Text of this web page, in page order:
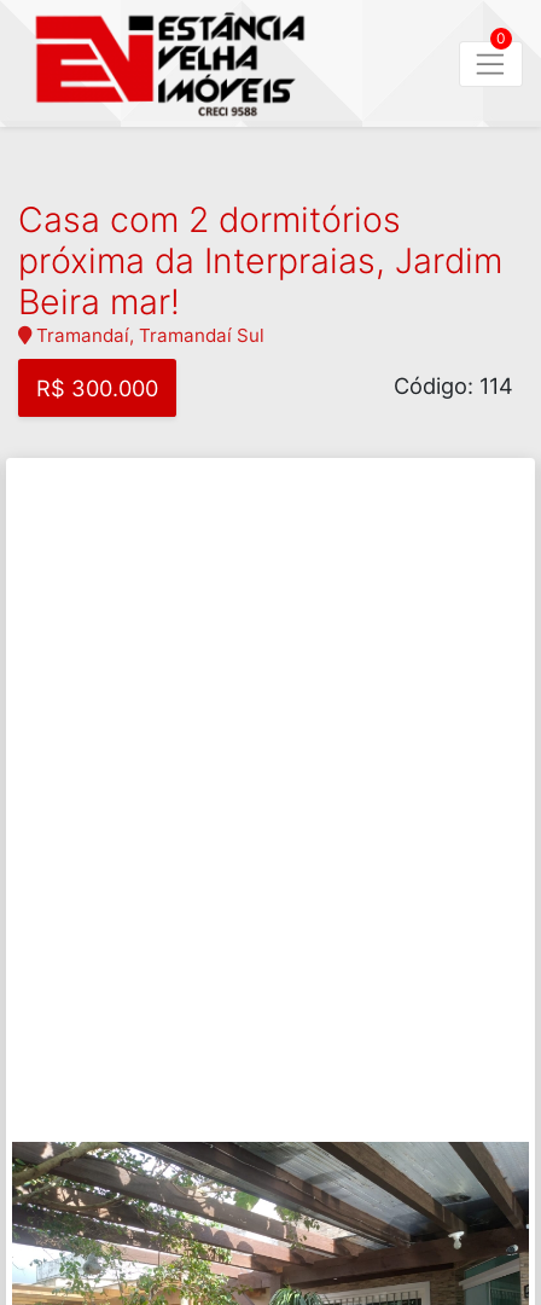
0
Casa com 2 dormitórios
próxima da Interpraias, Jardim
Beira mar!
Tramandaí, Tramandaí Sul
Código: 114
R$ 300.000